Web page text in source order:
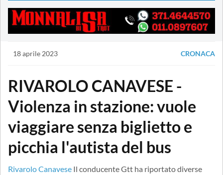
18 aprile 2023 CRONACA
RIVAROLO CANAVESE -
Violenza in stazione: vuole
viaggiare senza biglietto e
picchia l'autista del bus
Rivarolo Canavese Il conducente Gtt ha riportato diverse